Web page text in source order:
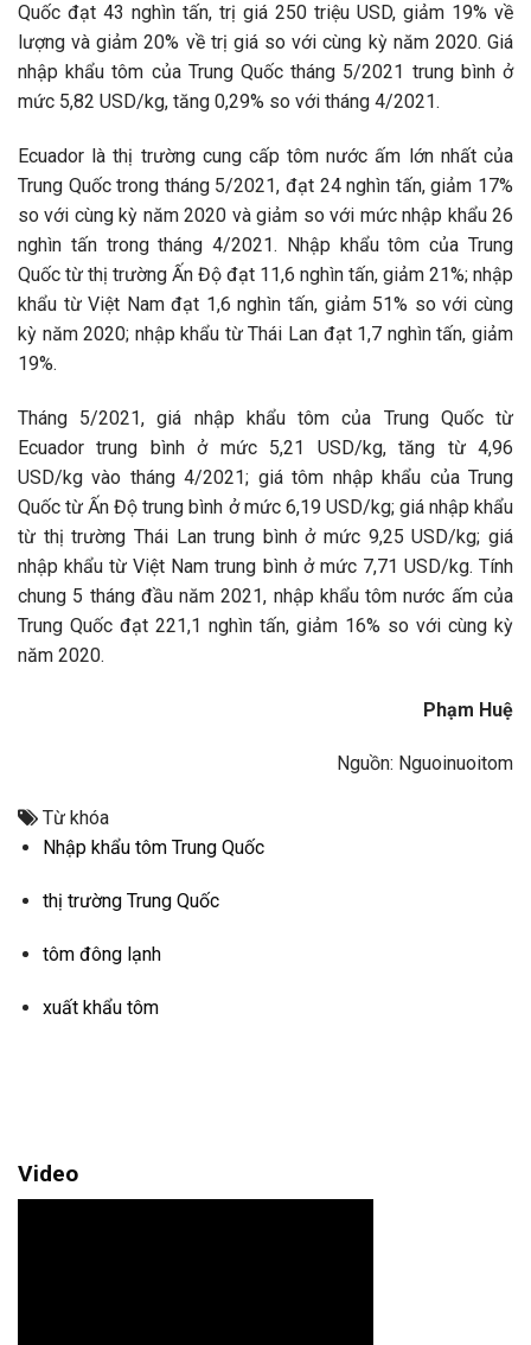
Quốc đạt 43 nghìn tấn, trị giá 250 triệu USD, giảm 19% về
lượng và giảm 20% về trị giá so với cùng kỳ năm 2020. Giá
nhập khẩu tôm của Trung Quốc tháng 5/2021 trung bình ở
mức 5,82 USD/kg, tăng 0,29% so với tháng 4/2021.
Ecuador là thị trường cung cấp tôm nước ấm lớn nhất của
Trung Quốc trong tháng 5/2021, đạt 24 nghìn tấn, giảm 17%
so với cùng kỳ năm 2020 và giảm so với mức nhập khẩu 26
nghìn tấn trong tháng 4/2021. Nhập khẩu tôm của Trung
Quốc từ thị trường Ấn Độ đạt 11,6 nghìn tấn, giảm 21%; nhập
khẩu từ Việt Nam đạt 1,6 nghìn tấn, giảm 51% so với cùng
kỳ năm 2020; nhập khẩu từ Thái Lan đạt 1,7 nghìn tấn, giảm
19%.
Tháng 5/2021, giá nhập khẩu tôm của Trung Quốc từ
Ecuador trung bình ở mức 5,21 USD/kg, tăng từ 4,96
USD/kg vào tháng 4/2021; giá tôm nhập khẩu của Trung
Quốc từ Ấn Độ trung bình ở mức 6,19 USD/kg; giá nhập khẩu
từ thị trường Thái Lan trung bình ở mức 9,25 USD/kg; giá
nhập khẩu từ Việt Nam trung bình ở mức 7,71 USD/kg. Tính
chung 5 tháng đầu năm 2021, nhập khẩu tôm nước ấm của
Trung Quốc đạt 221,1 nghìn tấn, giảm 16% so với cùng kỳ
năm 2020.
Phạm Huệ
Nguồn: Nguoinuoitom
Từ khóa
Nhập khẩu tôm Trung Quốc
thị trường Trung Quốc
tôm đông lạnh
xuất khẩu tôm
Video